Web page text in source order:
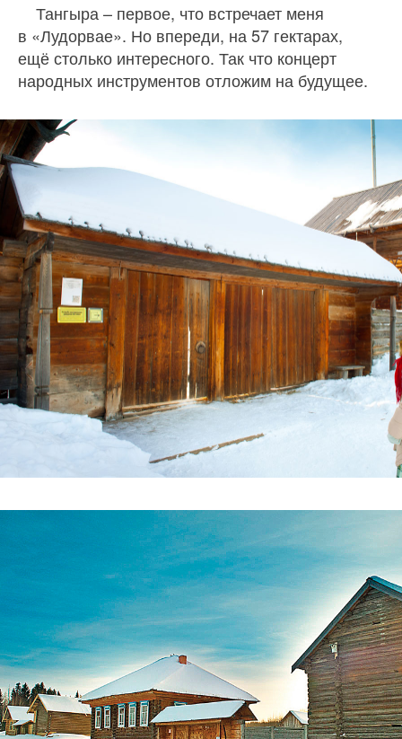
Тангыра – первое, что встречает меня
в «Лудорвае». Но впереди, на 57 гектарах,
ещё столько интересного. Так что концерт
народных инструментов отложим на будущее.